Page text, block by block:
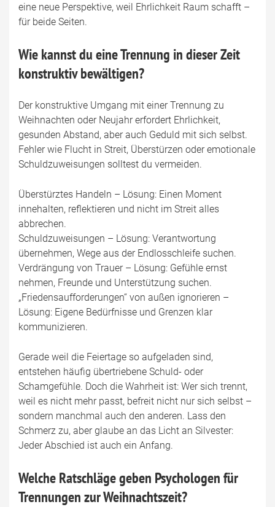
eine neue Perspektive, weil Ehrlichkeit Raum schafft –
für beide Seiten.
Wie kannst du eine Trennung in dieser Zeit
konstruktiv bewältigen?
Der konstruktive Umgang mit einer Trennung zu
Weihnachten oder Neujahr erfordert Ehrlichkeit,
gesunden Abstand, aber auch Geduld mit sich selbst.
Fehler wie Flucht in Streit, Überstürzen oder emotionale
Schuldzuweisungen solltest du vermeiden.
Überstürztes Handeln – Lösung: Einen Moment
innehalten, reflektieren und nicht im Streit alles
abbrechen.
Schuldzuweisungen – Lösung: Verantwortung
übernehmen, Wege aus der Endlosschleife suchen.
Verdrängung von Trauer – Lösung: Gefühle ernst
nehmen, Freunde und Unterstützung suchen.
„Friedensaufforderungen“ von außen ignorieren –
Lösung: Eigene Bedürfnisse und Grenzen klar
kommunizieren.
Gerade weil die Feiertage so aufgeladen sind,
entstehen häufig übertriebene Schuld- oder
Schamgefühle. Doch die Wahrheit ist: Wer sich trennt,
weil es nicht mehr passt, befreit nicht nur sich selbst –
sondern manchmal auch den anderen. Lass den
Schmerz zu, aber glaube an das Licht an Silvester:
Jeder Abschied ist auch ein Anfang.
Welche Ratschläge geben Psychologen für
Trennungen zur Weihnachtszeit?